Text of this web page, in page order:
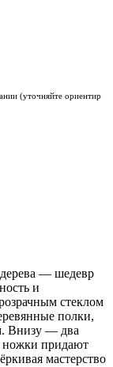
(уточняйте ориентир
— шедевр
и
стеклом
полки,
Внизу — два
ножки придают
мастерство